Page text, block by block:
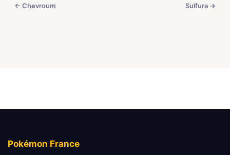
← Chevroum Sulfura →
Pokémon France